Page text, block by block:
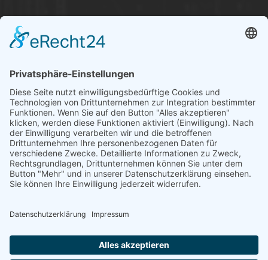
Informationen aus Politik – Wirtschaft – Kultur – Umwelt –
Gesellschaft - Polizei und Feuerwehr – für die Region Bayern
Als regionales Unternehmen sind wir für Sie der direkte
Ansprechpartner, wenn es um die Online-Vermarktung Ihrer
Produkte und Dienstleistungen geht. Wir würden gerne für
Sie diese Aufgabe übernehmen.